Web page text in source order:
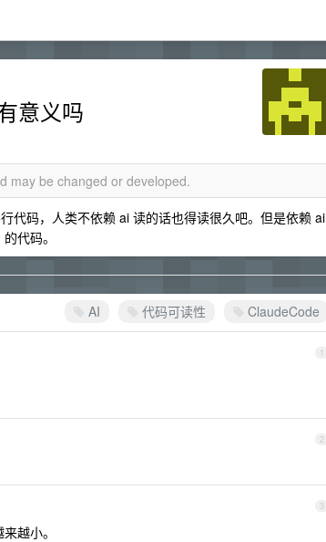
意义吗
may be changed or developed.
代码，人类不依赖 ai 读的话也得读很久吧。但是依赖 ai
代码。
AI 代码可读性 ClaudeCode
1
2
3
越小。